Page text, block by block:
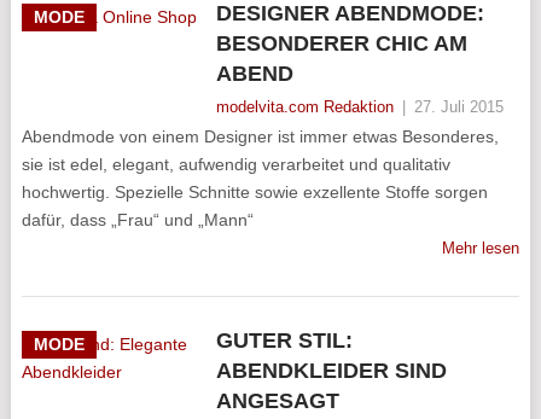
MODE
DESIGNER ABENDMODE:
BESONDERER CHIC AM
ABEND
modelvita.com Redaktion 27. Juli 2015
Abendmode von einem Designer ist immer etwas Besonderes,
sie ist edel, elegant, aufwendig verarbeitet und qualitativ
hochwertig. Spezielle Schnitte sowie exzellente Stoffe sorgen
dafür, dass „Frau“ und „Mann“
Mehr lesen
MODE
GUTER STIL:
ABENDKLEIDER SIND
ANGESAGT